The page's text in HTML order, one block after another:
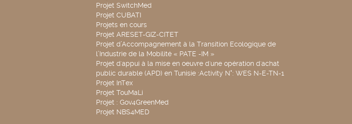
Projet SwitchMed
Projet CUBATI
Projets en cours
Projet ARESET-GIZ-CITET
Projet d’Accompagnement à la Transition Ecologique de
l’Industrie de la Mobilité « PATE -IM »
Projet d'appui à la mise en oeuvre d'une opération d'achat
public durable (APD) en Tunisie :Activity N°: WES N-E-TN-1
Projet InTex
Projet TouMaLi
Projet : Gov4GreenMed
Projet NBS4MED